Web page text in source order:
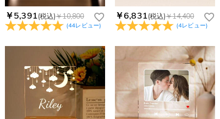
￥5,391(税込)￥10,800
(44レビュー)
￥6,831(税込)￥14,400
(4レビュー)